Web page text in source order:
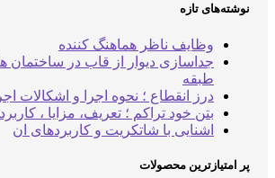
تازه
وظایف ناظر هماهنگ کننده
جداسازی دیوار از قاب در ساختمان های زیر
درز انقطاع ؛ نحوه اجرا و اشکالات اجرایی
بتن خود تراکم ؛ تعریف، مزایا ، کاربردها و
اشنایی با شاتکریت و کاربردهای ان
محصولات